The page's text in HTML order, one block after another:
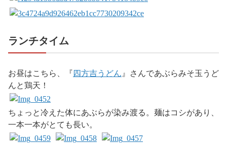
ランチタイム
お昼はこちら、『 四方吉うどん』さんであぶらみそ玉うど
んと鶏天！
ちょっと冷えた体にあぶらが染み渡る。麺はコシがあり、
一本一本がとても長い。